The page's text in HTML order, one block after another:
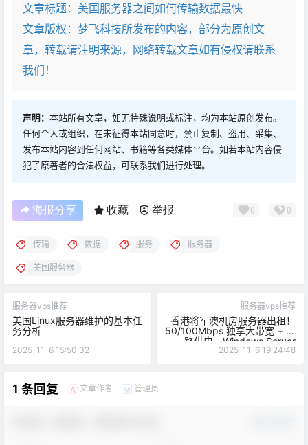
文章标题： 美国服务器之间如何传输数据最快
文章版权：梦飞科技所发布的内容，部分为原创文
章，转载请注明来源，网络转载文章如有侵权请联系
我们！
声明： 本站所有文章，如无特殊说明或标注，均为本站原创发布。
任何个人或组织，在未征得本站同意时，禁止复制、盗用、采集、
发布本站内容到任何网站、书籍等各类媒体平台。如若本站内容侵
犯了原著者的合法权益，可联系我们进行处理。
海报分享 收藏 举报 0 0
传输 数据 服务 服务器
美国服务器
服务器vps推荐
美国Linux服务器维护的基本任
务分析
2025-11-6 15:50:32
服务器vps推荐
香港将军澳机房服务器出租！
50/100Mbps 独享大带宽 + 双
路供电，Windows Server
2022 搭建 ASP 网站全攻略
2025-11-6 19:24:48
1 条回复 A 文章作者 M 管理员